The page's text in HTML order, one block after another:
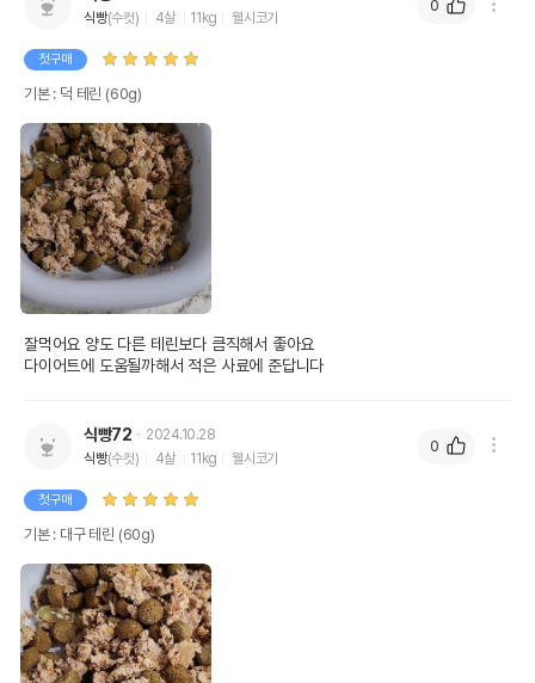
식빵(수컷) 4살 11kg 웰시코기
첫구매
기본 : 덕 테린 (60g)
잘먹어요 양도 다른 테린보다 큼직해서 좋아요
다이어트에 도움될까해서 적은 사료에 준답니다
0
식빵72
2024.10.28
식빵(수컷) 4살 11kg 웰시코기
첫구매
기본 : 대구 테린 (60g)
0